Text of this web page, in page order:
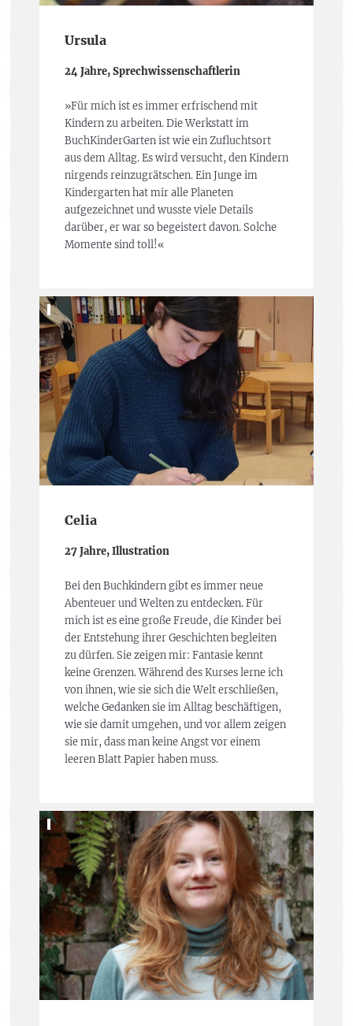
Ursula
24 Jahre, Sprechwissenschaftlerin
»Für mich ist es immer erfrischend mit
Kindern zu arbeiten. Die Werkstatt im
BuchKinderGarten ist wie ein Zufluchtsort
aus dem Alltag. Es wird versucht, den Kindern
nirgends reinzugrätschen. Ein Junge im
Kindergarten hat mir alle Planeten
aufgezeichnet und wusste viele Details
darüber, er war so begeistert davon. Solche
Momente sind toll!«
Celia
27 Jahre, Illustration
Bei den Buchkindern gibt es immer neue
Abenteuer und Welten zu entdecken. Für
mich ist es eine große Freude, die Kinder bei
der Entstehung ihrer Geschichten begleiten
zu dürfen. Sie zeigen mir: Fantasie kennt
keine Grenzen. Während des Kurses lerne ich
von ihnen, wie sie sich die Welt erschließen,
welche Gedanken sie im Alltag beschäftigen,
wie sie damit umgehen, und vor allem zeigen
sie mir, dass man keine Angst vor einem
leeren Blatt Papier haben muss.